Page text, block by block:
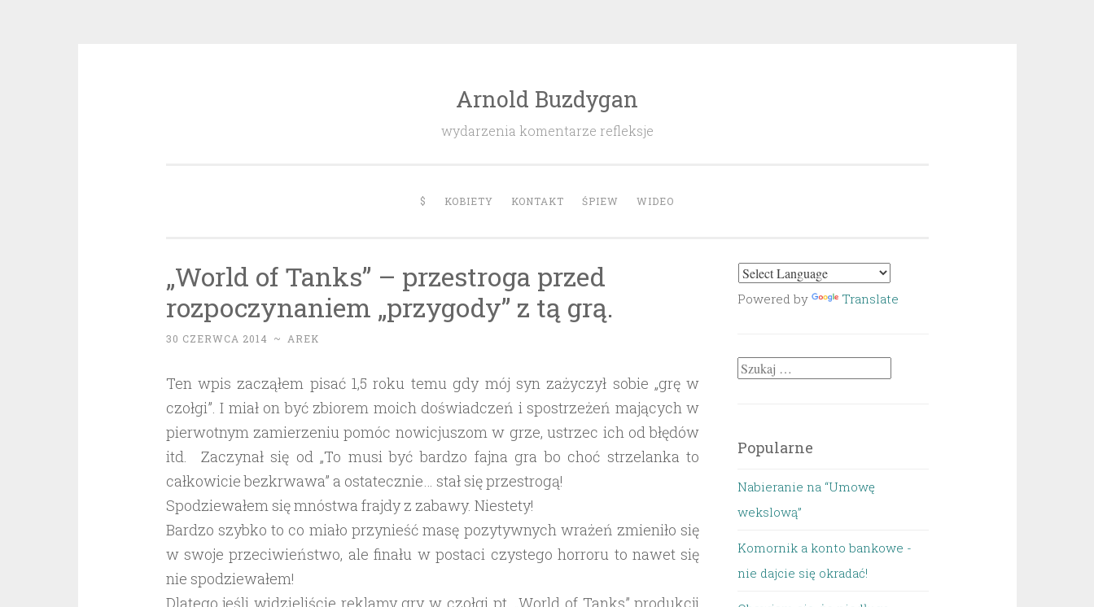
Arnold Buzdygan
wydarzenia komentarze refleksje
$ KOBIETY KONTAKT ŚPIEW WIDEO
„World of Tanks” – przestroga przed
rozpoczynaniem „przygody” z tą grą.
30 CZERWCA 2014 ~ AREK
Ten wpis zacząłem pisać 1,5 roku temu gdy mój syn zażyczył sobie „grę w
czołgi”. I miał on być zbiorem moich doświadczeń i spostrzeżeń mających w
pierwotnym zamierzeniu pomóc nowicjuszom w grze, ustrzec ich od błędów
itd. Zaczynał się od „To musi być bardzo fajna gra bo choć strzelanka to
całkowicie bezkrwawa” a ostatecznie… stał się przestrogą!
Spodziewałem się mnóstwa frajdy z zabawy. Niestety!
Bardzo szybko to co miało przynieść masę pozytywnych wrażeń zmieniło się
w swoje przeciwieństwo, ale finału w postaci czystego horroru to nawet się
nie spodziewałem!
Dlatego jeśli widzieliście reklamy gry w czołgi pt. „World of Tanks” produkcji
Powered by Translate
Szukaj:
Popularne
Nabieranie na “Umowę
wekslową”
Komornik a konto bankowe -
nie dajcie się okradać!